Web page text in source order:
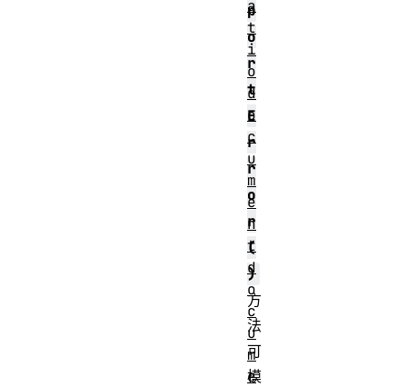
p
o
r
t
E
r
r
o
r
(
)
方
法
可
模
a
t
i
o
d
o
c
u
m
e
n
t
d
o
c
u
m
e